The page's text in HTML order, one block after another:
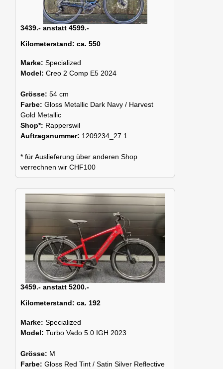
3439.- anstatt 4599.-
Kilometerstand: ca. 550
Marke: Specialized
Model: Creo 2 Comp E5 2024
Grösse: 54 cm
Farbe: Gloss Metallic Dark Navy / Harvest
Gold Metallic
Shop*: Rapperswil
Auftragsnummer: 1209234_27.1
* für Auslieferung über anderen Shop
verrechnen wir CHF100
3459.- anstatt 5200.-
Kilometerstand: ca. 192
Marke: Specialized
Model: Turbo Vado 5.0 IGH 2023
Grösse: M
Farbe: Gloss Red Tint / Satin Silver Reflective